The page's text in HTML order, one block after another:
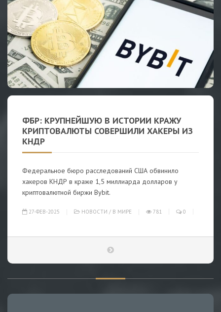
ФБР: КРУПНЕЙШУЮ В ИСТОРИИ КРАЖУ
КРИПТОВАЛЮТЫ СОВЕРШИЛИ ХАКЕРЫ ИЗ
КНДР
Федеральное бюро расследований США обвинило
хакеров КНДР в краже 1,5 миллиарда долларов у
криптовалютной биржи Bybit.
27-ФЕВ-2025 НОВОСТИ / В МИРЕ 781 0